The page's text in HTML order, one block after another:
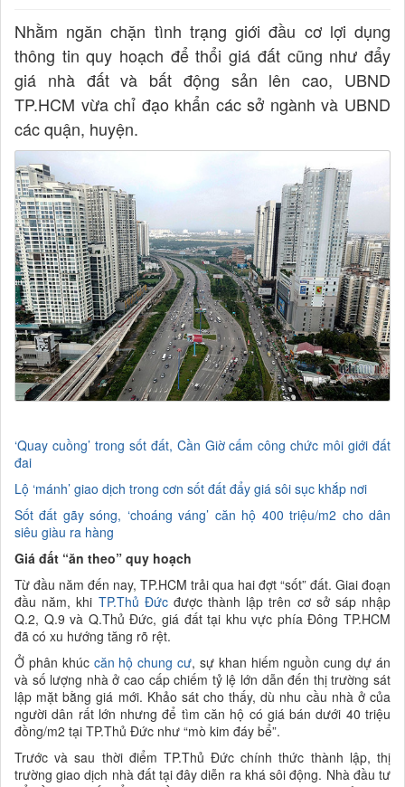
Nhằm ngăn chặn tình trạng giới đầu cơ lợi dụng
thông tin quy hoạch để thổi giá đất cũng như đẩy
giá nhà đất và bất động sản lên cao, UBND
TP.HCM vừa chỉ đạo khẩn các sở ngành và UBND
các quận, huyện.
‘Quay cuồng’ trong sốt đất, Cần Giờ cấm công chức môi giới đất
đai
Lộ ‘mánh’ giao dịch trong cơn sốt đất đẩy giá sôi sục khắp nơi
Sốt đất gãy sóng, ‘choáng váng’ căn hộ 400 triệu/m2 cho dân
siêu giàu ra hàng
Giá đất “ăn theo” quy hoạch
Từ đầu năm đến nay, TP.HCM trải qua hai đợt “sốt” đất. Giai đoạn
đầu năm, khi TP.Thủ Đứcđược thành lập trên cơ sở sáp nhập
Q.2, Q.9 và Q.Thủ Đức, giá đất tại khu vực phía Đông TP.HCM
đã có xu hướng tăng rõ rệt.
Ở phân khúc căn hộ chung cư, sự khan hiếm nguồn cung dự án
và số lượng nhà ở cao cấp chiếm tỷ lệ lớn dẫn đến thị trường sát
lập mặt bằng giá mới. Khảo sát cho thấy, dù nhu cầu nhà ở của
người dân rất lớn nhưng để tìm căn hộ có giá bán dưới 40 triệu
đồng/m2 tại TP.Thủ Đức như “mò kim đáy bể”.
Trước và sau thời điểm TP.Thủ Đức chính thức thành lập, thị
trường giao dịch nhà đất tại đây diễn ra khá sôi động. Nhà đầu tư